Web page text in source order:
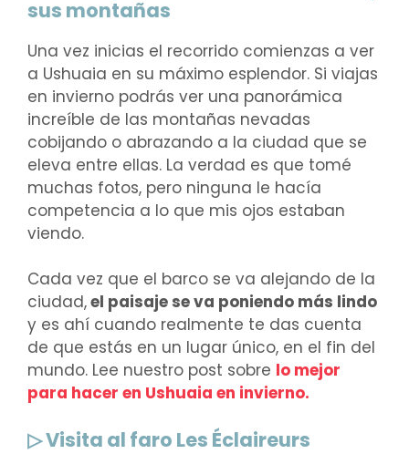
sus montañas
Una vez inicias el recorrido comienzas a ver
a Ushuaia en su máximo esplendor. Si viajas
en invierno podrás ver una panorámica
increíble de las montañas nevadas
cobijando o abrazando a la ciudad que se
eleva entre ellas. La verdad es que tomé
muchas fotos, pero ninguna le hacía
competencia a lo que mis ojos estaban
viendo.
Cada vez que el barco se va alejando de la
ciudad,el paisaje se va poniendo más lindo
y es ahí cuando realmente te das cuenta
de que estás en un lugar único, en el fin del
mundo. Lee nuestro post sobre lo mejor
para hacer en Ushuaia en invierno.
▷ Visita al faro Les Éclaireurs